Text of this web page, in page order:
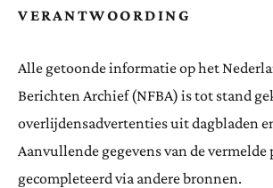
VERANTWOORDING
Alle getoonde informatie op het
Berichten Archief (NFBA) is tot stand
overlijdensadvertenties uit dagbladen
Aanvullende gegevens van de vermelde
gecompleteerd via andere bronnen.